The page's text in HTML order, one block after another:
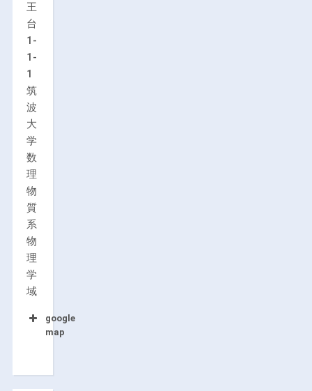
王
台
1-
1-
1
筑
波
大
学
数
理
物
質
系
物
理
学
域
google
map